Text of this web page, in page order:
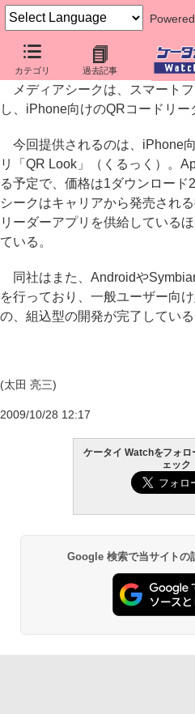
カテゴリ 過去記事
メディアシーク、iPhone向けQRコー
メディアシークは、スマート
し、iPhone向けのQRコードリー
今回提供されるのは、iPhone
リ「QR Look」（くるっく）。
る予定で、価格は1ダウンロード
シークはキャリアから発売され
リーダーアプリを供給している
ている。
同社はまた、Androidや
を行っており、一般ユーザー向
の、組込型の開発が完了している
(太田 亮三)
2009/10/28 12:17
ケータイ Watchをフォ
ェック
Google 検索で当サイトの